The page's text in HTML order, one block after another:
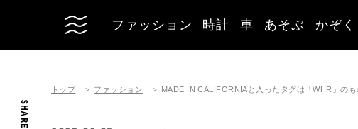
ファッション 時計 車 あそぶ かぞく
SHARE
トップ ファッション MADE IN CALIFORNIAと入ったタグは「WHR」の